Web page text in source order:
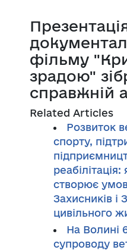
фільму
зрадою"
справжній
Related Articles
Розвиток
спорту,
створює
Захисників і
цивільного
На Волині
супроводу